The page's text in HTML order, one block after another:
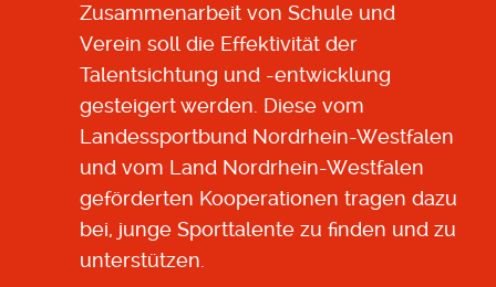
Zusammenarbeit von Schule und
Verein soll die Effektivität der
Talentsichtung und -entwicklung
gesteigert werden. Diese vom
Landessportbund Nordrhein-Westfalen
und vom Land Nordrhein-Westfalen
geförderten Kooperationen tragen dazu
bei, junge Sporttalente zu finden und zu
unterstützen.